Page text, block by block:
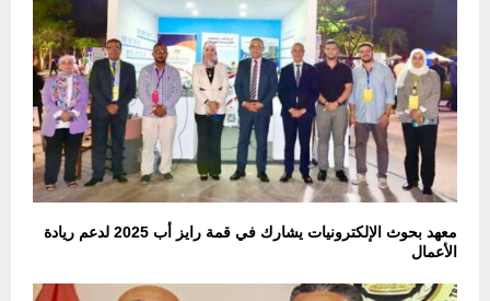
معهد بحوث الإلكترونيات يشارك في قمة رايز أب 2025 لدعم ريادة
الأعمال